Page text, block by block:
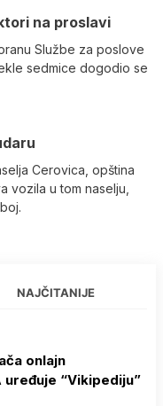
na proslavi
Službe za poslove
sedmice dogodio se
Cerovica, opština
vozila u tom naselju,
NAJČITANIJE
onlajn
“Vikipediju”